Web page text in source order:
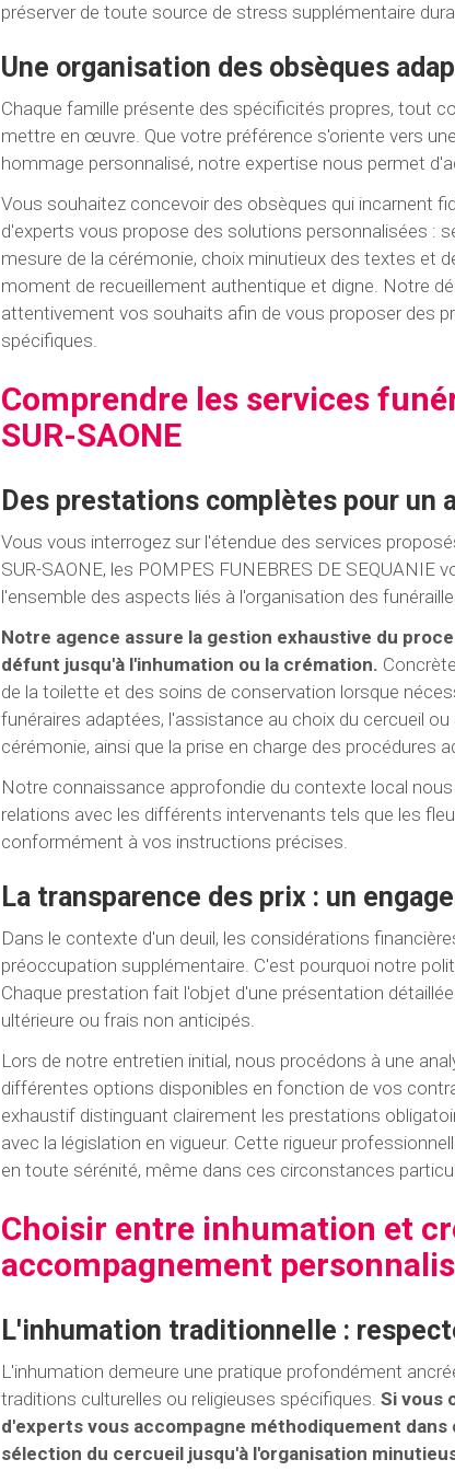
préserver de toute source de stress supplémentaire
Une organisation des obsèques
Chaque famille présente des spécificités propres, tout
mettre en œuvre. Que votre préférence s'oriente vers
hommage personnalisé, notre expertise nous permet
Vous souhaitez concevoir des obsèques qui incarnent
d'experts vous propose des solutions personnalisées :
mesure de la cérémonie, choix minutieux des textes et
moment de recueillement authentique et digne. Notre
attentivement vos souhaits afin de vous proposer des
spécifiques.
Comprendre les services
SUR-SAONE
Des prestations complètes pour un
Vous vous interrogez sur l'étendue des services
SUR-SAONE, les POMPES FUNEBRES DE
l'ensemble des aspects liés à l'organisation des
Notre agence assure la gestion exhaustive du
défunt jusqu'à l'inhumation ou la crémation.
de la toilette et des soins de conservation lorsque
funéraires adaptées, l'assistance au choix du cercueil
cérémonie, ainsi que la prise en charge des procédures
Notre connaissance approfondie du contexte local
relations avec les différents intervenants tels que les
conformément à vos instructions précises.
La transparence des prix : un
Dans le contexte d'un deuil, les considérations
préoccupation supplémentaire. C'est pourquoi notre
Chaque prestation fait l'objet d'une présentation
ultérieure ou frais non anticipés.
Lors de notre entretien initial, nous procédons à une
différentes options disponibles en fonction de vos
exhaustif distinguant clairement les prestations
avec la législation en vigueur. Cette rigueur
en toute sérénité, même dans ces circonstances
Choisir entre inhumation et
accompagnement
L'inhumation traditionnelle :
L'inhumation demeure une pratique profondément
traditions culturelles ou religieuses spécifiques. Si vous
d'experts vous accompagne méthodiquement
sélection du cercueil jusqu'à l'organisation